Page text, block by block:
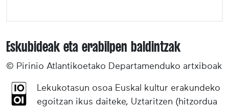
Eskubideak eta erabilpen baldintzak
© Pirinio Atlantikoetako Departamenduko artxiboak
Lekukotasun osoa Euskal kultur erakundeko
egoitzan ikus daiteke, Uztaritzen (hitzordua